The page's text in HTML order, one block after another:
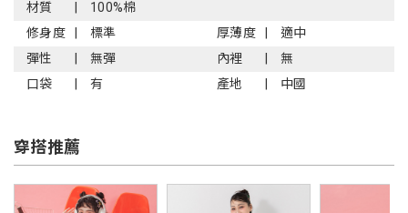
材質
100%棉
修身度
標準 厚薄度
適中
彈性
無彈 內裡
無
口袋
有 產地 中國
穿搭推薦